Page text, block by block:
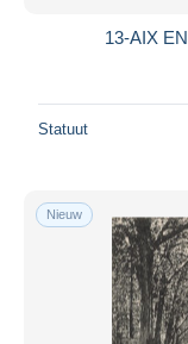
iDeal
13-AIX
Statuut
Nieuw